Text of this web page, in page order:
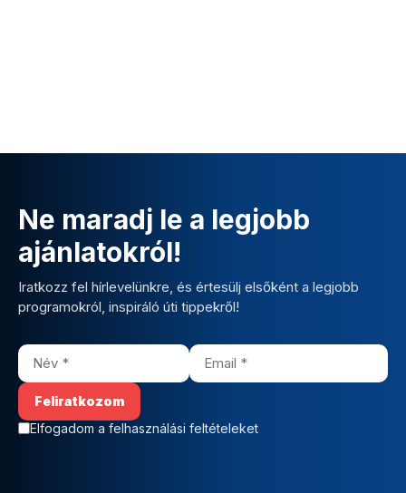
Ne maradj le a legjobb
ajánlatokról!
Iratkozz fel hírlevelünkre, és értesülj elsőként a legjobb
programokról, inspiráló úti tippekről!
Elfogadom a felhasználási feltételeket